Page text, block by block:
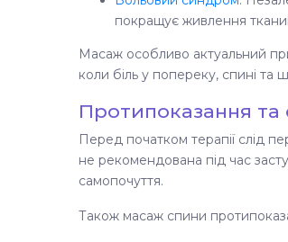
покращує живлення
Масаж особливо актуальний
коли біль у попереку, спині
Протипоказання
Перед початком терапії слід
не рекомендована під час
самопочуття.
Також масаж спини